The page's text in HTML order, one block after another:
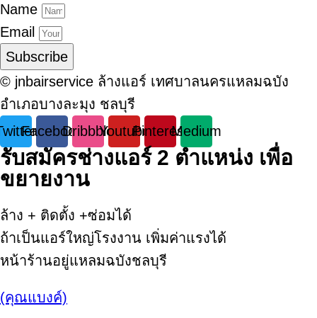
Name
Email
Subscribe
© jnbairservice ล้างแอร์ เทศบาลนครแหลมฉบัง
อำเภอบางละมุง ชลบุรี
FacebookDribbbleYoutubePinterestMedium
รับสมัครช่างแอร์ 2 ตำแหน่ง เพื่อ
ขยายงาน
ล้าง + ติดตั้ง +ซ่อมได้
ถ้าเป็นแอร์ใหญ่โรงงาน เพิ่มค่าแรงได้
หน้าร้านอยู่แหลมฉบังชลบุรี
(คุณแบงค์)